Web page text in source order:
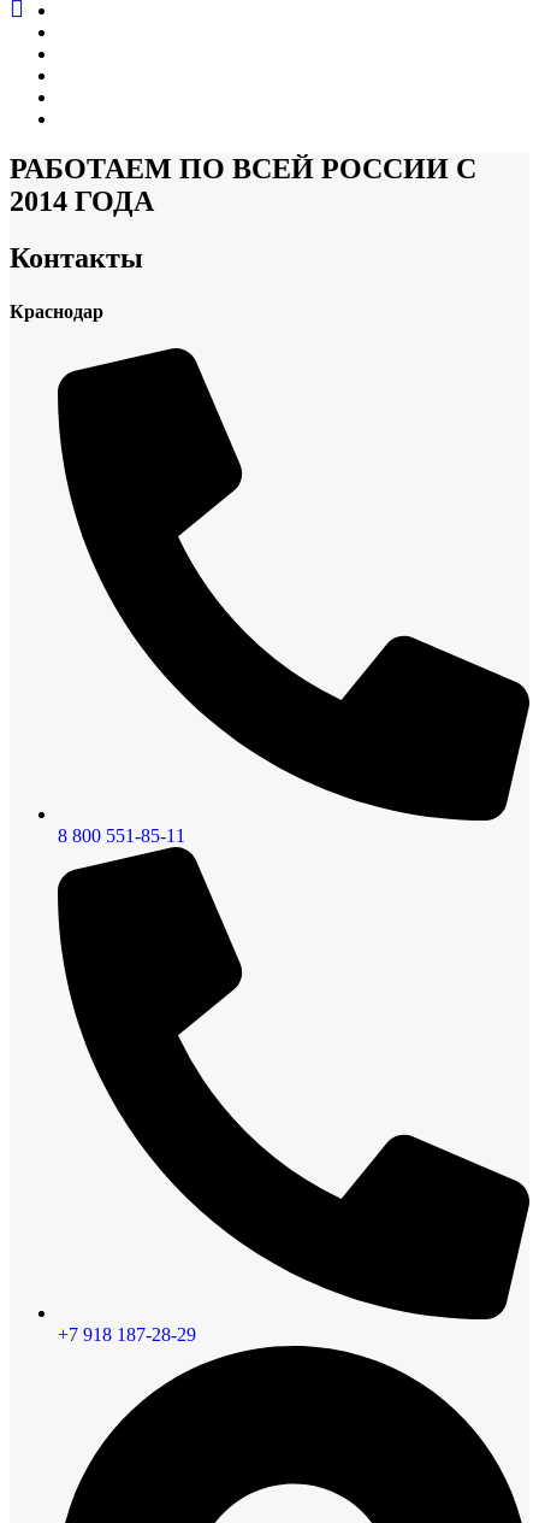
РАБОТАЕМ ПО ВСЕЙ РОССИИ С
2014 ГОДА
Контакты
Краснодар
8 800 551-85-11
+7 918 187-28-29